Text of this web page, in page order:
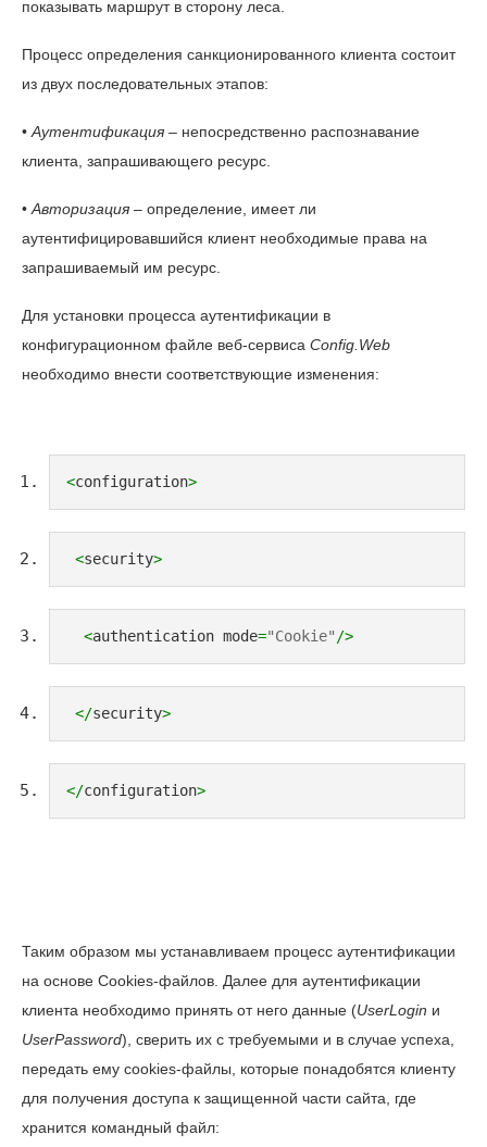
показывать маршрут в сторону леса.
Процесс определения санкционированного клиента состоит
из двух последовательных этапов:
• Аутентификация – непосредственно распознавание
клиента, запрашивающего ресурс.
• Авторизация – определение, имеет ли
аутентифицировавшийся клиент необходимые права на
запрашиваемый им ресурс.
Для установки процесса аутентификации в
конфигурационном файле веб-сервиса Config.Web
необходимо внести соответствующие изменения:
<configuration>
<security>
<authentication mode="Cookie" />
</security>
</configuration>
Таким образом мы устанавливаем процесс аутентификации
на основе Cookies-файлов. Далее для аутентификации
клиента необходимо принять от него данные (UserLogin и
UserPassword), сверить их с требуемыми и в случае успеха,
передать ему cookies-файлы, которые понадобятся клиенту
для получения доступа к защищенной части сайта, где
хранится командный файл: